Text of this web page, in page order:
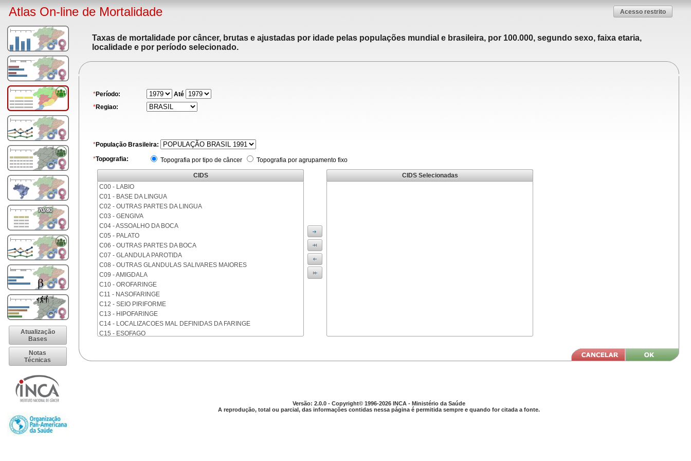
Atlas On-line de Mortalidade Acesso restrito
Atualização
Bases
Notas
Técnicas
Taxas de mortalidade por câncer, brutas e ajustadas por idade pelas populações mundial e brasileira, por 100.000, segundo sexo, faixa etaria,
localidade e por período selecionado.
*Período:
Até
*Regiao:
*População Brasileira:
*Topografia: Topografia por tipo de câncer Topografia por agrupamento fixo
CIDS
C00 - LABIO
C01 - BASE DA LINGUA
C02 - OUTRAS PARTES DA LINGUA
C03 - GENGIVA
C04 - ASSOALHO DA BOCA
C05 - PALATO
C06 - OUTRAS PARTES DA BOCA
C07 - GLANDULA PAROTIDA
C08 - OUTRAS GLANDULAS SALIVARES MAIORES
C09 - AMIGDALA
C10 - OROFARINGE
C11 - NASOFARINGE
C12 - SEIO PIRIFORME
C13 - HIPOFARINGE
C14 - LOCALIZACOES MAL DEFINIDAS DA FARINGE
C15 - ESOFAGO
C18 - COLON
CIDS Selecionadas
Versão: 2.0.0 - Copyright© 1996-2026 INCA - Ministério da Saúde
A reprodução, total ou parcial, das informações contidas nessa página é permitida sempre e quando for citada a fonte.